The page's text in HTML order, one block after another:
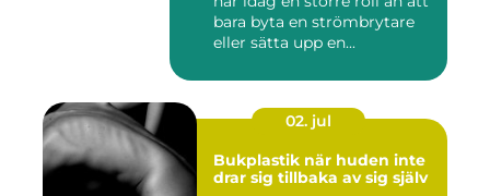
bara byta en strömbrytare
eller sätta upp en...
02. jul
Bukplastik när huden inte
drar sig tillbaka av sig själv